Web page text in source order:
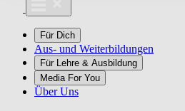
Für Dich
Aus- und Weiterbildungen
Für Lehre & Ausbildung
Media For You
Über Uns